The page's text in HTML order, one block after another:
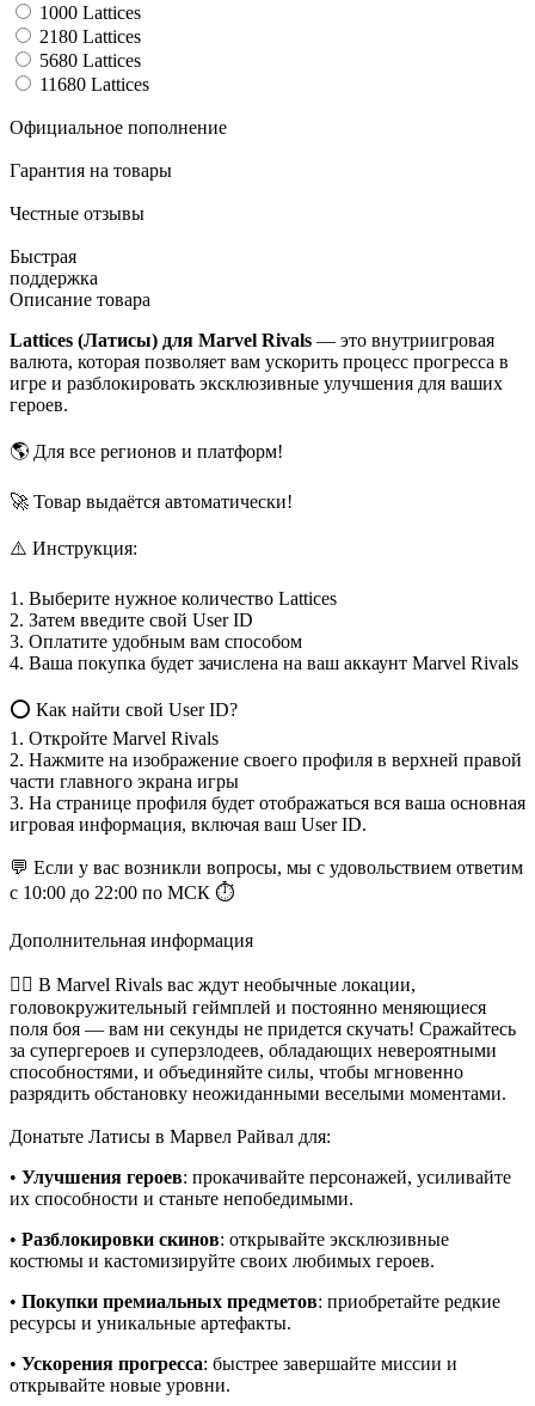
1000 Lattices
2180 Lattices
5680 Lattices
11680 Lattices
Официальное пополнение
Гарантия на товары
Честные отзывы
Быстрая
поддержка
Описание товара
Lattices (Латисы) для Marvel Rivals — это внутриигровая
валюта, которая позволяет вам ускорить процесс прогресса в
игре и разблокировать эксклюзивные улучшения для ваших
героев.
🌎 Для все регионов и платформ!
🚀 Товар выдаётся автоматически!
⚠️ Инструкция:
1. Выберите нужное количество Lattices
2. Затем введите свой User ID
3. Оплатите удобным вам способом
4. Ваша покупка будет зачислена на ваш аккаунт Marvel Rivals
⭕ Как найти свой User ID?
1. Откройте Marvel Rivals
2. Нажмите на изображение своего профиля в верхней правой
части главного экрана игры
3. На странице профиля будет отображаться вся ваша основная
игровая информация, включая ваш User ID.
💬 Если у вас возникли вопросы, мы с удовольствием ответим
с 10:00 до 22:00 по МСК ⏱
Дополнительная информация
🦸‍♀️ В Marvel Rivals вас ждут необычные локации,
головокружительный геймплей и постоянно меняющиеся
поля боя — вам ни секунды не придется скучать! Сражайтесь
за супергероев и суперзлодеев, обладающих невероятными
способностями, и объединяйте силы, чтобы мгновенно
разрядить обстановку неожиданными веселыми моментами.
Донатьте Латисы в Марвел Райвал для:
• Улучшения героев: прокачивайте персонажей, усиливайте
их способности и станьте непобедимыми.
• Разблокировки скинов: открывайте эксклюзивные
костюмы и кастомизируйте своих любимых героев.
• Покупки премиальных предметов: приобретайте редкие
ресурсы и уникальные артефакты.
• Ускорения прогресса: быстрее завершайте миссии и
открывайте новые уровни.